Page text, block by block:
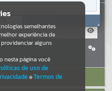
aguarde...
aguarde...
Recuperar Senha
LOGIN
semelhantes
experiência de
providenciar alguns
nesta página você
de uso de
eTermos de